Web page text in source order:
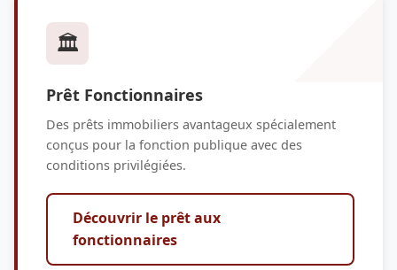
🏛️
Prêt Fonctionnaires
Des prêts immobiliers avantageux spécialement
conçus pour la fonction publique avec des
conditions privilégiées.
Découvrir le prêt aux
fonctionnaires